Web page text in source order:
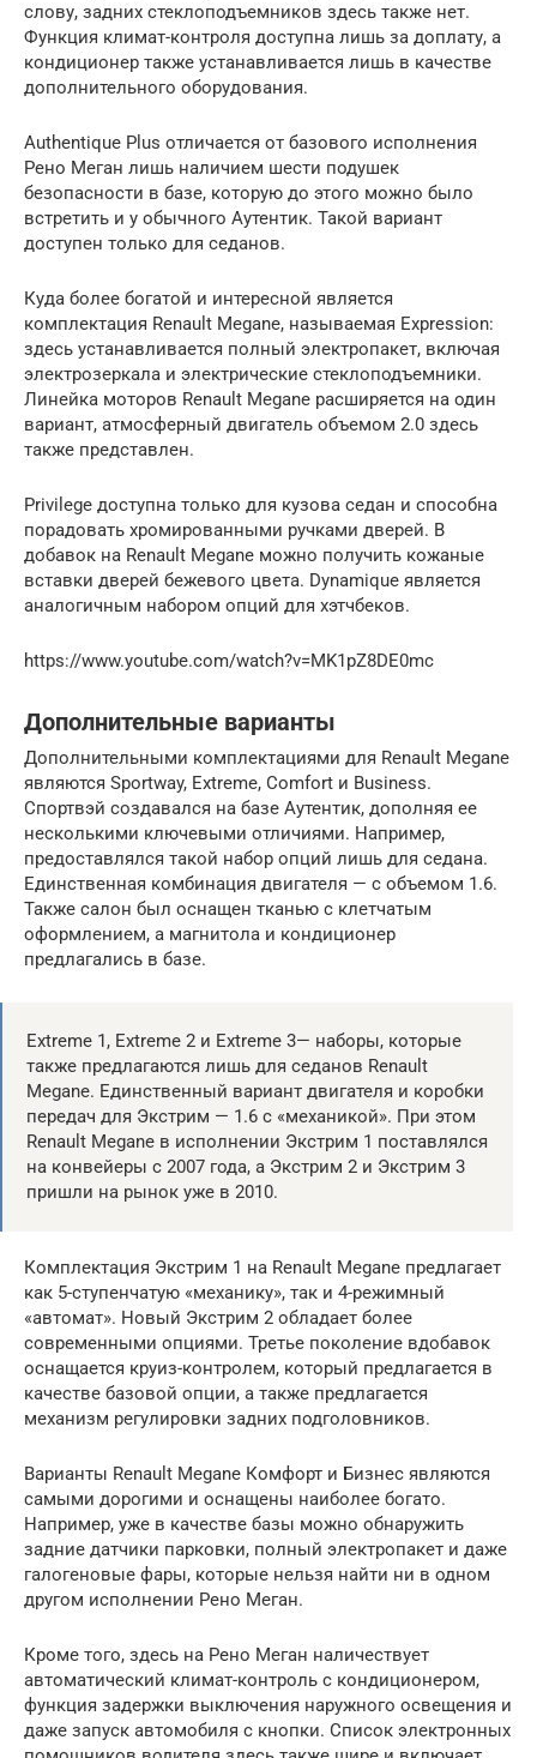
слову, задних стеклоподъемников здесь также нет.
Функция климат-контроля доступна лишь за доплату, а
кондиционер также устанавливается лишь в качестве
дополнительного оборудования.
Authentique Plus отличается от базового исполнения
Рено Меган лишь наличием шести подушек
безопасности в базе, которую до этого можно было
встретить и у обычного Аутентик. Такой вариант
доступен только для седанов.
Куда более богатой и интересной является
комплектация Renault Megane, называемая Expression:
здесь устанавливается полный электропакет, включая
электрозеркала и электрические стеклоподъемники.
Линейка моторов Renault Megane расширяется на один
вариант, атмосферный двигатель объемом 2.0 здесь
также представлен.
Privilege доступна только для кузова седан и способна
порадовать хромированными ручками дверей. В
добавок на Renault Megane можно получить кожаные
вставки дверей бежевого цвета. Dynamique является
аналогичным набором опций для хэтчбеков.
https://www.youtube.com/watch?v=MK1pZ8DE0mc
Дополнительные варианты
Дополнительными комплектациями для Renault Megane
являются Sportway, Extremе, Comfort и Business.
Спортвэй создавался на базе Аутентик, дополняя ее
несколькими ключевыми отличиями. Например,
предоставлялся такой набор опций лишь для седана.
Единственная комбинация двигателя — с объемом 1.6.
Также салон был оснащен тканью с клетчатым
оформлением, а магнитола и кондиционер
предлагались в базе.
Extreme 1, Extreme 2 и Extreme 3— наборы, которые
также предлагаются лишь для седанов Renault
Megane. Единственный вариант двигателя и коробки
передач для Экстрим — 1.6 с «механикой». При этом
Renault Megane в исполнении Экстрим 1 поставлялся
на конвейеры с 2007 года, а Экстрим 2 и Экстрим 3
пришли на рынок уже в 2010.
Комплектация Экстрим 1 на Renault Megane предлагает
как 5-ступенчатую «механику», так и 4-режимный
«автомат». Новый Экстрим 2 обладает более
современными опциями. Третье поколение вдобавок
оснащается круиз-контролем, который предлагается в
качестве базовой опции, а также предлагается
механизм регулировки задних подголовников.
Варианты Renault Megane Комфорт и Бизнес являются
самыми дорогими и оснащены наиболее богато.
Например, уже в качестве базы можно обнаружить
задние датчики парковки, полный электропакет и даже
галогеновые фары, которые нельзя найти ни в одном
другом исполнении Рено Меган.
Кроме того, здесь на Рено Меган наличествует
автоматический климат-контроль с кондиционером,
функция задержки выключения наружного освещения и
даже запуск автомобиля с кнопки. Список электронных